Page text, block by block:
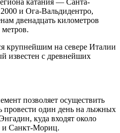
катания — Санта-
и Ога-Вальдидентро,
двенадцать километров
метров.
крупнейшим на севере Италии
известен с древнейших
позволяет осуществить
провести один день на лыжных
куда входят около
и Санкт-Мориц.